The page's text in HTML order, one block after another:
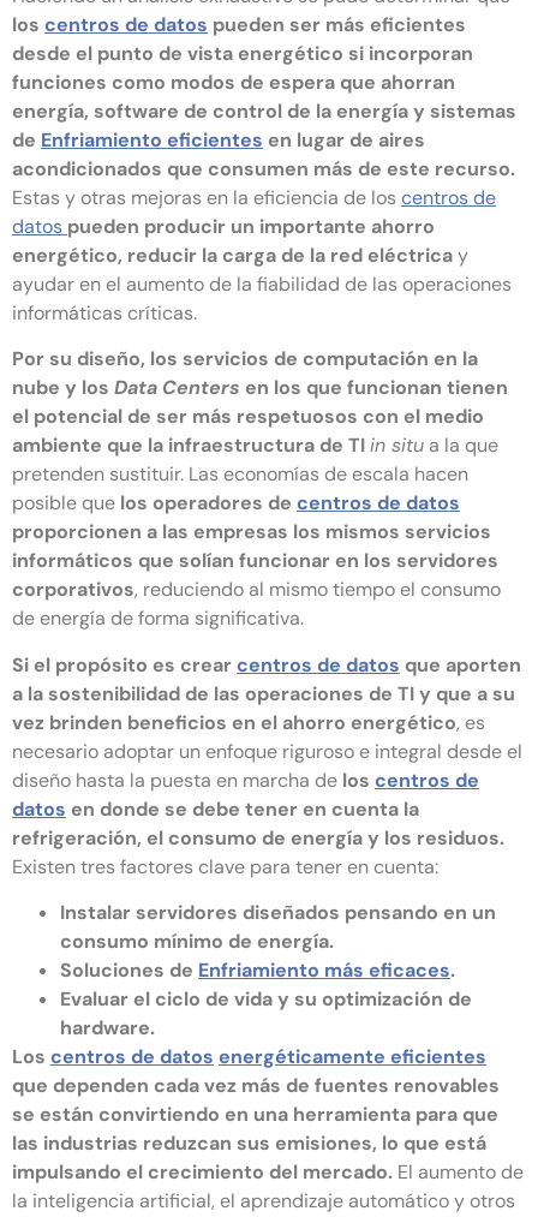
los centros de datos pueden ser más eficientes
desde el punto de vista energético si incorporan
funciones como modos de espera que ahorran
energía, software de control de la energía y sistemas
de Enfriamiento eficientes en lugar de aires
acondicionados que consumen más de este recurso.
Estas y otras mejoras en la eficiencia de loscentros de
datos pueden producir un importante ahorro
energético, reducir la carga de la red eléctricay
ayudar en el aumento de la fiabilidad de las operaciones
informáticas críticas.
Por su diseño, los servicios de computación en la
nube y los Data Centers en los que funcionan tienen
el potencial de ser más respetuosos con el medio
ambiente que la infraestructura de TIin situ a la que
pretenden sustituir. Las economías de escala hacen
posible que los operadores de centros de datos
proporcionen a las empresas los mismos servicios
informáticos que solían funcionar en los servidores
corporativos, reduciendo al mismo tiempo el consumo
de energía de forma significativa.
Si el propósito es crear centros de datos que aporten
a la sostenibilidad de las operaciones de TI y que a su
vez brinden beneficios en el ahorro energético, es
necesario adoptar un enfoque riguroso e integral desde el
diseño hasta la puesta en marcha de los centros de
datos en donde se debe tener en cuenta la
refrigeración, el consumo de energía y los residuos.
Existen tres factores clave para tener en cuenta:
Instalar servidores diseñados pensando en un
consumo mínimo de energía.
Soluciones de Enfriamiento más eficaces.
Evaluar el ciclo de vida y su optimización de
hardware.
Los centros de datos energéticamente eficientes
que dependen cada vez más de fuentes renovables
se están convirtiendo en una herramienta para que
las industrias reduzcan sus emisiones, lo que está
impulsando el crecimiento del mercado. El aumento de
la inteligencia artificial, el aprendizaje automático y otros